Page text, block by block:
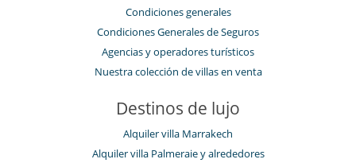
Condiciones generales
Condiciones Generales de Seguros
Agencias y operadores turísticos
Nuestra colección de villas en venta
Destinos de lujo
Alquiler villa Marrakech
Alquiler villa Palmeraie y alrededores